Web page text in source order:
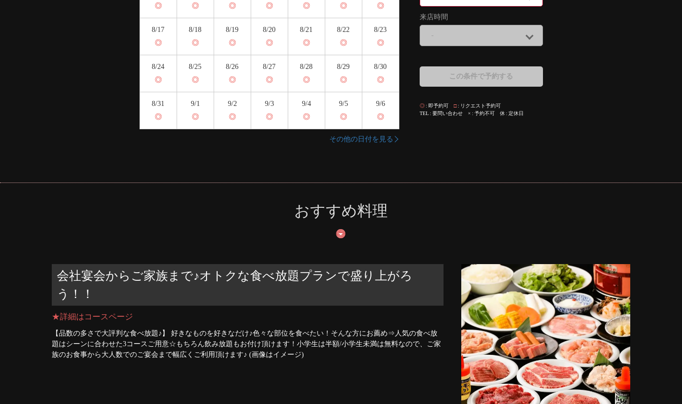
◎
◎
◎
◎
◎
◎
◎
8/17
◎
8/18
◎
8/19
◎
8/20
◎
8/21
◎
8/22
◎
8/23
◎
8/24
◎
8/25
◎
8/26
◎
8/27
◎
8/28
◎
8/29
◎
8/30
◎
8/31
◎
9/1
◎
9/2
◎
9/3
◎
9/4
◎
9/5
◎
9/6
◎
その他の日付を見る
来店時間
-
この条件で予約する
◎ 即予約可 □
リクエスト予約可
TEL
要問い合わせ × 予約不可 休 定休日
おすすめ料理
会社宴会からご家族まで♪オトクな食べ放題プランで盛り上がろ
う！！
★詳細はコースページ
【品数の多さで大評判な食べ放題♪】 好きなものを好きなだけ♪色々な部位を食べたい！そんな方にお薦め⇒人気の食べ放
題はシーンに合わせた3コースご用意☆もちろん飲み放題もお付け頂けます！小学生は半額/小学生未満は無料なので、ご家
族のお食事から大人数でのご宴会まで幅広くご利用頂けます♪ (画像はイメージ)